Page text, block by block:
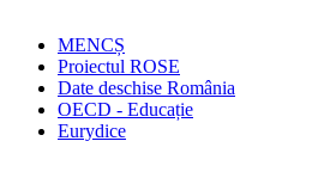
MENCȘ
Proiectul ROSE
Date deschise România
OECD - Educație
Eurydice